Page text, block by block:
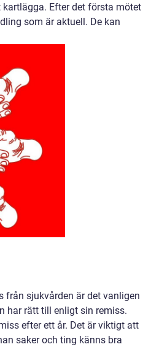
Efter det första mötet
som är aktuell. De kan
från sjukvården är det vanligen
har rätt till enligt sin remiss.
efter ett år. Det är viktigt att
saker och ting känns bra